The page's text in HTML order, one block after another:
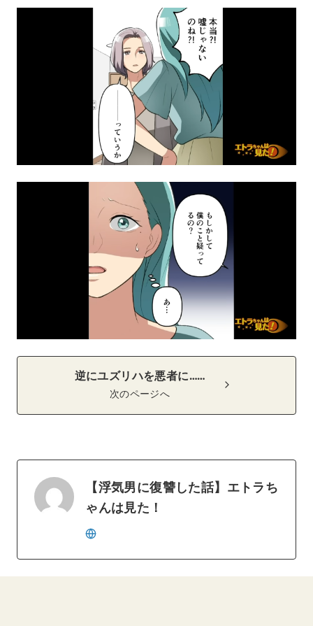
逆にユズリハを悪者に……
次のページへ
【浮気男に復讐した話】エトラち
ゃんは見た！